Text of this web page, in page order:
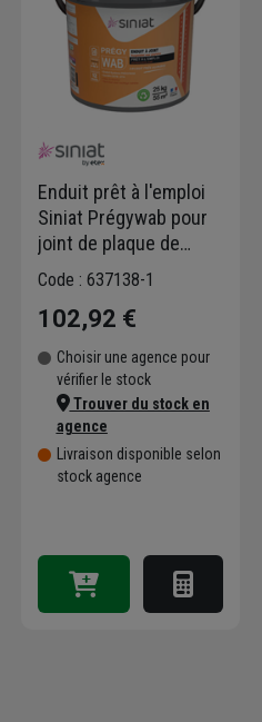
Enduit prêt à l'emploi
Siniat Prégywab pour
joint de plaque de
plâtre en local très
de 25 KG
Code : 637138-1
102,92 €
Choisir une agence pour
vérifier le stock
Trouver du stock en
agence
Livraison disponible selon
stock agence